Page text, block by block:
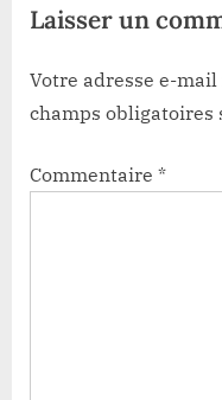
:
Laisser un
Votre adresse e-
champs obligatoires
Commentaire *